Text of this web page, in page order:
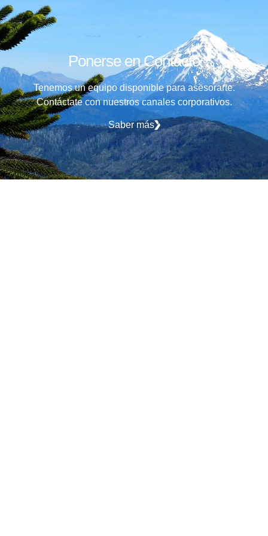
Ponerse en Contacto
Tenemos un equipo disponible para asesorarte.
Contáctate con nuestros canales corporativos.
Saber más